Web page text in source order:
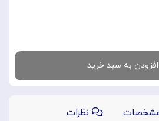
افزودن به سبد خرید
نظرات